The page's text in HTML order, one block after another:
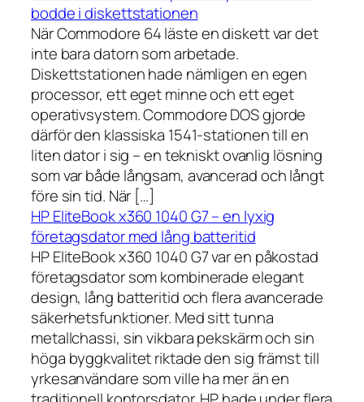
bodde i diskettstationen
När Commodore 64 läste en diskett var det
inte bara datorn som arbetade.
Diskettstationen hade nämligen en egen
processor, ett eget minne och ett eget
operativsystem. Commodore DOS gjorde
därför den klassiska 1541-stationen till en
liten dator i sig – en tekniskt ovanlig lösning
som var både långsam, avancerad och långt
före sin tid. När […]
HP EliteBook x360 1040 G7 – en lyxig
företagsdator med lång batteritid
HP EliteBook x360 1040 G7 var en påkostad
företagsdator som kombinerade elegant
design, lång batteritid och flera avancerade
säkerhetsfunktioner. Med sitt tunna
metallchassi, sin vikbara pekskärm och sin
höga byggkvalitet riktade den sig främst till
yrkesanvändare som ville ha mer än en